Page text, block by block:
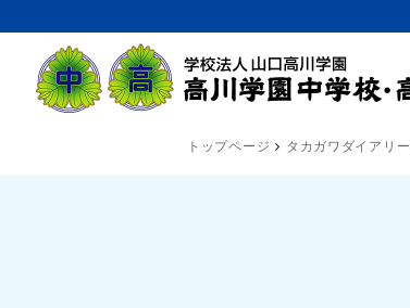
トップページ タカガワダイアリー